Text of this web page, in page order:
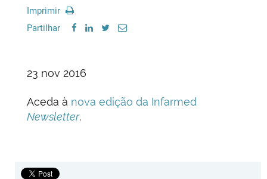
Imprimir
Partilhar
23 nov 2016
Aceda à nova edição da Infarmed
Newsletter.